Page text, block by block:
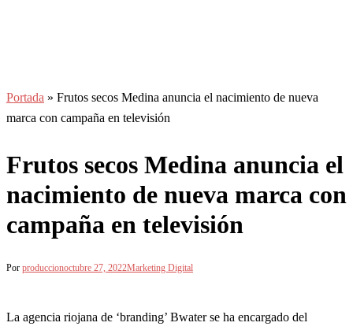
Portada » Frutos secos Medina anuncia el nacimiento de nueva
marca con campaña en televisión
Frutos secos Medina anuncia el
nacimiento de nueva marca con
campaña en televisión
Por produccionoctubre 27, 2022Marketing Digital
La agencia riojana de ‘branding’ Bwater se ha encargado del